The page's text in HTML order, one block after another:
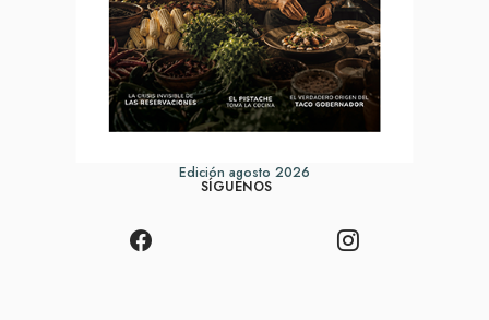
Edición agosto 2026
SÍGUENOS